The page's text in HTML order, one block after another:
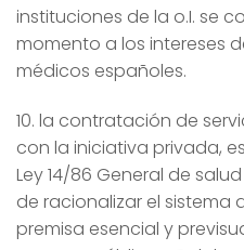
instituciones de la o.I. se
momento a los intereses
médicos españoles.
10. la contratación de
con la iniciativa privada,
Ley 14/86 General de
de racionalizar el sistema
premisa esencial y